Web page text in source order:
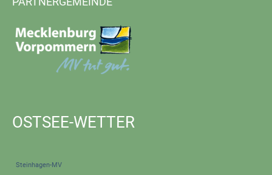
OSTSEE-WETTER
Steinhagen-MV